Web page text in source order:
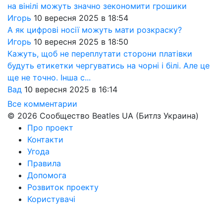
на вінілі можуть значно зекономити грошики
Игорь 10 вересня 2025 в 18:54
А як цифрові носії можуть мати розкраску?
Игорь 10 вересня 2025 в 18:50
Кажуть, щоб не переплутати сторони платівки
будуть етикетки чергуватись на чорні і білі. Але це
ще не точно. Інша с...
Вад 10 вересня 2025 в 16:14
Все комментарии
© 2026 Сообщество Beatles UA (Битлз Украина)
Про проект
Контакти
Угода
Правила
Допомога
Розвиток проекту
Користувачі